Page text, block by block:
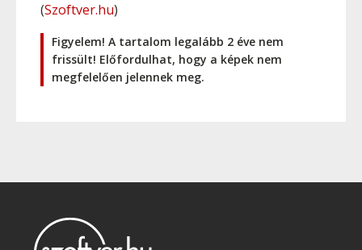
(Szoftver.hu)
Figyelem! A tartalom legalább 2 éve nem
frissült! Előfordulhat, hogy a képek nem
megfelelően jelennek meg.